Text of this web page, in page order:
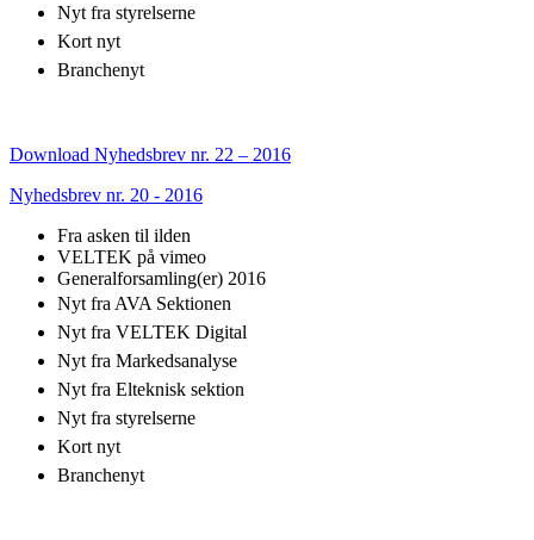
Nyt fra styrelserne
Kort nyt
Branchenyt
Download Nyhedsbrev nr. 22 – 2016
Nyhedsbrev nr. 20 - 2016
Fra asken til ilden
VELTEK på vimeo
Generalforsamling(er) 2016
Nyt fra AVA Sektionen
Nyt fra VELTEK Digital
Nyt fra Markedsanalyse
Nyt fra Elteknisk sektion
Nyt fra styrelserne
Kort nyt
Branchenyt